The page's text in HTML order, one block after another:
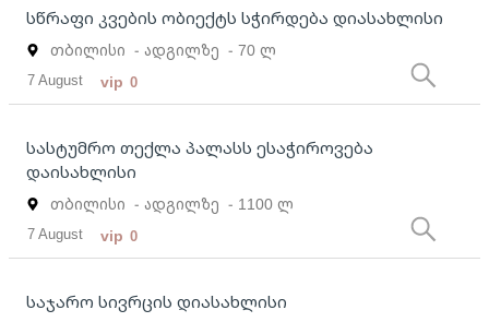
სწრაფი კვების ობიექტს სჭირდება დიასახლისი
თბილისი - ადგილზე - 70 ლ
7 August vip 0
სასტუმრო თექლა პალასს ესაჭიროვება
დაისახლისი
თბილისი - ადგილზე - 1100 ლ
7 August vip 0
საჯარო სივრცის დიასახლისი